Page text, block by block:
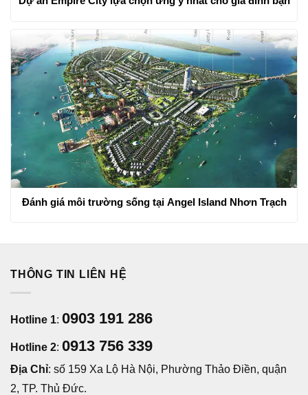
Đánh giá môi trường sống tại Angel Island Nhơn Trạch
THÔNG TIN LIÊN HỆ
Hotline 1: 0903 191 286
Hotline 2: 0913 756 339
Địa Chỉ: số 159 Xa Lộ Hà Nội, Phường Thảo Điền, quận
2, TP. Thủ Đức.